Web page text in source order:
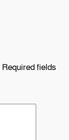
Required fields